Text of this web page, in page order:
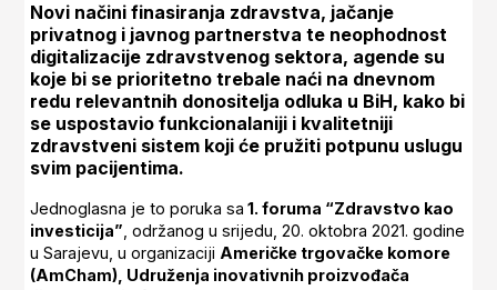
Novi načini finasiranja zdravstva, jačanje
privatnog i javnog partnerstva te neophodnost
digitalizacije zdravstvenog sektora, agende su
koje bi se prioritetno trebale naći na dnevnom
redu relevantnih donositelja odluka u BiH, kako bi
se uspostavio funkcionalaniji i kvalitetniji
zdravstveni sistem koji će pružiti potpunu uslugu
svim pacijentima.
Jednoglasna je to poruka sa 1. foruma “Zdravstvo kao
investicija” , održanog u srijedu, 20. oktobra 2021. godine
u Sarajevu, u organizaciji Američke trgovačke komore
(AmCham), Udruženja inovativnih proizvođača